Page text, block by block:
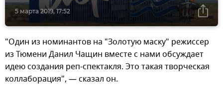
5 марта 2019, 17:52
"Один из номинантов на "Золотую маску" режиссер
из Тюмени Данил Чащин вместе с нами обсуждает
идею создания реп-спектакля. Это такая творческая
коллаборация", — сказал он.